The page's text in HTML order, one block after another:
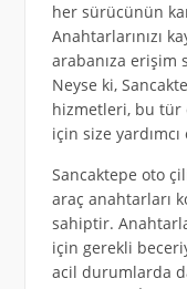
her sürücünün
Anahtarlarınızı
arabanıza erişim
Neyse ki,
hizmetleri, bu tür
için size
Sancaktepe oto
araç anahtarları
sahiptir.
için gerekli
acil durumlarda